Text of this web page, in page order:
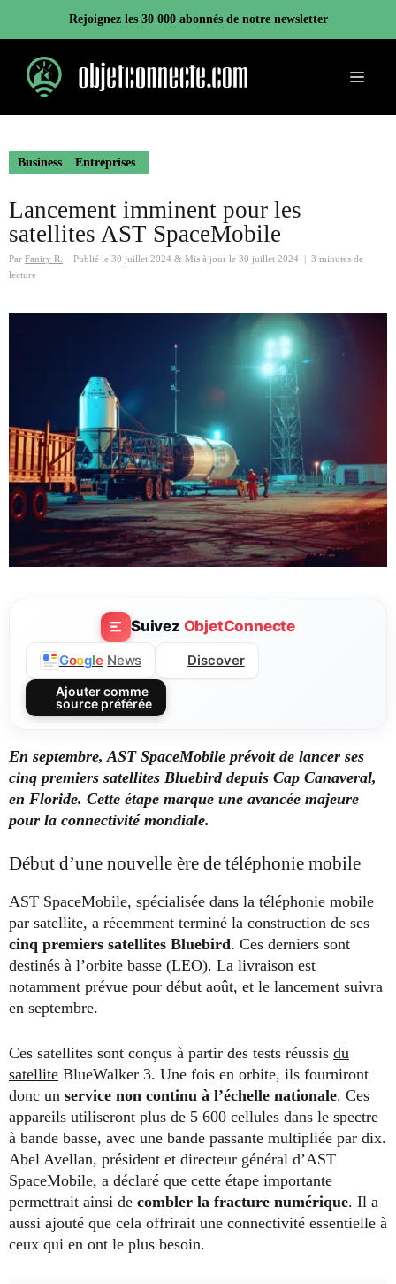
contenu
Rejoignez les 30 000 abonnés de notre newsletter
Menu
Business Entreprises
Lancement imminent pour les
satellites AST SpaceMobile
Par Faniry R. Publié le 30 juillet 2024 & Mis à jour le 30 juillet 2024
3 minutes de
lecture
Suivez ObjetConnecte
Google News Discover
Ajouter comme
source préférée
En septembre, AST SpaceMobile prévoit de lancer ses
cinq premiers satellites Bluebird depuis Cap Canaveral,
en Floride. Cette étape marque une avancée majeure
pour la connectivité mondiale.
Début d’une nouvelle ère de téléphonie mobile
AST SpaceMobile, spécialisée dans la téléphonie mobile
par satellite, a récemment terminé la construction de ses
cinq premiers satellites Bluebird. Ces derniers sont
destinés à l’orbite basse (LEO). La livraison est
notamment prévue pour début août, et le lancement suivra
en septembre.
Ces satellites sont conçus à partir des tests réussis du
satellite BlueWalker 3. Une fois en orbite, ils fourniront
donc un service non continu à l’échelle nationale. Ces
appareils utiliseront plus de 5 600 cellules dans le spectre
à bande basse, avec une bande passante multipliée par dix.
Abel Avellan, président et directeur général d’AST
SpaceMobile, a déclaré que cette étape importante
permettrait ainsi de combler la fracture numérique. Il a
aussi ajouté que cela offrirait une connectivité essentielle à
ceux qui en ont le plus besoin.